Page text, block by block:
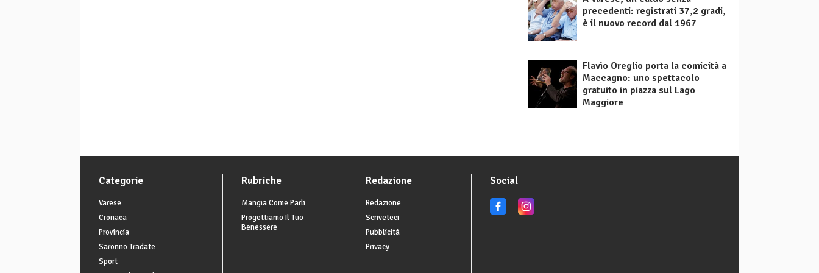
precedenti: registrati 37,2 gradi,
è il nuovo record dal 1967
Flavio Oreglio porta la comicità a
Maccagno: uno spettacolo
gratuito in piazza sul Lago
Maggiore
Categorie
Varese
Cronaca
Provincia
Saronno Tradate
Sport
Rubriche
Mangia Come Parli
Progettiamo Il Tuo
Benessere
Redazione
Redazione
Scriveteci
Pubblicità
Privacy
Social